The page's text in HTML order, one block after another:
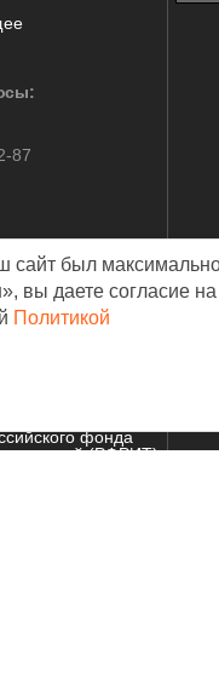
87
88
фонда
(РФРИТ)
сайт был
вы даете согласие на
Политикой